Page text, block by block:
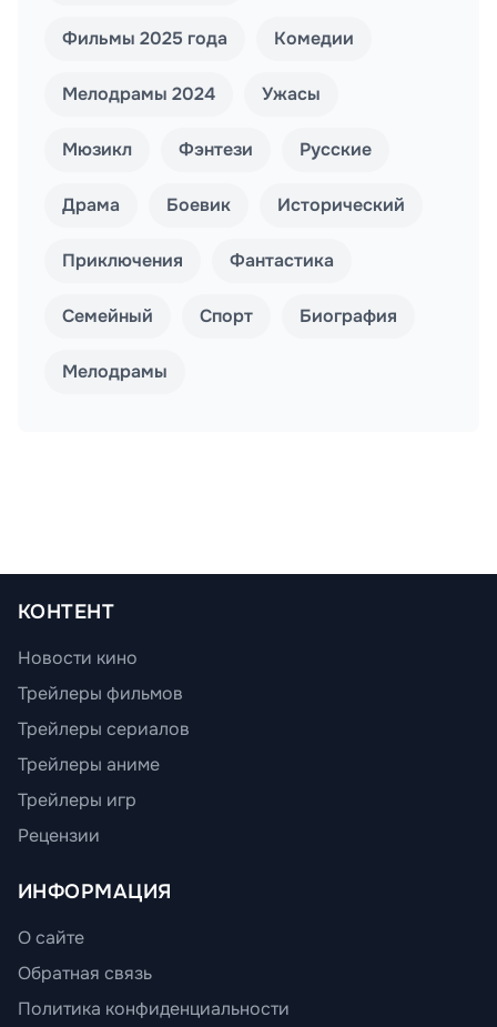
Фильмы 2025 года Комедии
Мелодрамы 2024 Ужасы
Мюзикл Фэнтези Русские
Драма Боевик Исторический
Приключения Фантастика
Семейный Спорт Биография
Мелодрамы
КОНТЕНТ
Новости кино
Трейлеры фильмов
Трейлеры сериалов
Трейлеры аниме
Трейлеры игр
Рецензии
ИНФОРМАЦИЯ
О сайте
Обратная связь
Политика конфиденциальности